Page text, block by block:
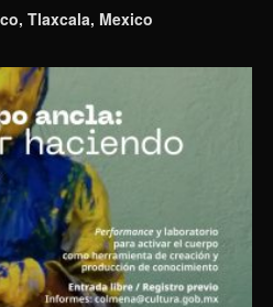
Tlaxcala, Mexico